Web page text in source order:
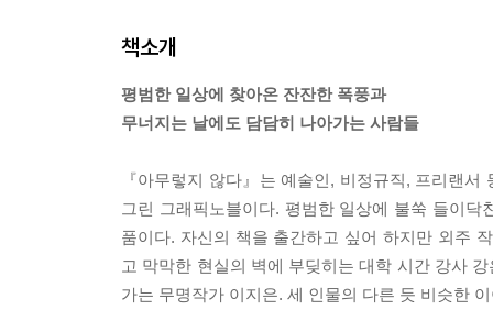
책소개
평범한 일상에 찾아온 잔잔한 폭풍과
무너지는 날에도 담담히 나아가는 사람들
『아무렇지 않다』는 예술인, 비정규직, 프리랜
그린 그래픽노블이다. 평범한 일상에 불쑥 들이
품이다. 자신의 책을 출간하고 싶어 하지만 외주
고 막막한 현실의 벽에 부딪히는 대학 시간 강사
가는 무명작가 이지은. 세 인물의 다른 듯 비슷한